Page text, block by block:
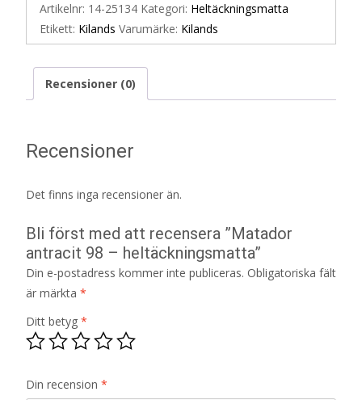
Artikelnr: 14-25134 Kategori: Heltäckningsmatta
Etikett: Kilands Varumärke: Kilands
Recensioner (0)
Recensioner
Det finns inga recensioner än.
Bli först med att recensera ”Matador
antracit 98 – heltäckningsmatta”
Din e-postadress kommer inte publiceras. Obligatoriska fält
är märkta *
Ditt betyg *
Din recension *